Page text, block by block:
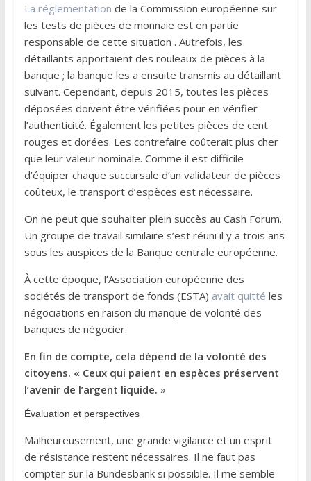
La réglementation de la Commission européenne sur
les tests de pièces de monnaie est en partie
responsable de cette situation . Autrefois, les
détaillants apportaient des rouleaux de pièces à la
banque ; la banque les a ensuite transmis au détaillant
suivant. Cependant, depuis 2015, toutes les pièces
déposées doivent être vérifiées pour en vérifier
l’authenticité. Également les petites pièces de cent
rouges et dorées. Les contrefaire coûterait plus cher
que leur valeur nominale. Comme il est difficile
d’équiper chaque succursale d’un validateur de pièces
coûteux, le transport d’espèces est nécessaire.
On ne peut que souhaiter plein succès au Cash Forum.
Un groupe de travail similaire s’est réuni il y a trois ans
sous les auspices de la Banque centrale européenne.
À cette époque, l’Association européenne des
sociétés de transport de fonds (ESTA) avait quitté les
négociations en raison du manque de volonté des
banques de négocier.
En fin de compte, cela dépend de la volonté des
citoyens. « Ceux qui paient en espèces préservent
l’avenir de l’argent liquide. »
Évaluation et perspectives
Malheureusement, une grande vigilance et un esprit
de résistance restent nécessaires. Il ne faut pas
compter sur la Bundesbank si possible. Il me semble